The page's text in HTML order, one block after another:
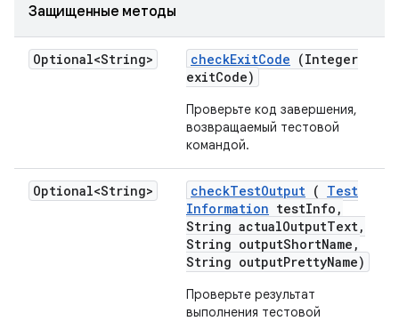
Защищенные методы
Optional<String> checkExitCode (Integer
exitCode)
Проверьте код завершения,
возвращаемый тестовой
командой.
Optional<String> checkTestOutput ( Test
Information testInfo ,
String actualOutputText,
String outputShortName ,
String outputPrettyName)
Проверьте результат
выполнения тестовой